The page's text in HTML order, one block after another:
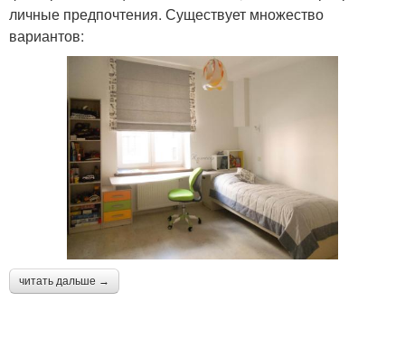
личные предпочтения. Существует множество
вариантов:
читать дальше →